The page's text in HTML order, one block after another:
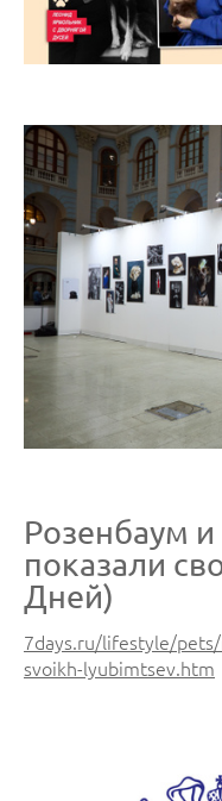
Розенбаум
показали
Дней)
7days.ru/lifestyle/
svoikh-lyubimtsev.htm